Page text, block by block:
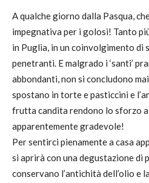
A qualche giorno dalla Pasqua,
impegnativa per i golosi! Tanto
in Puglia, in un coinvolgimento
penetranti. E malgrado i ‘santi’
abbondanti, non si concludono
spostano in torte e pasticcini e
frutta candita rendono lo sforzo a
apparentemente gradevole!
Per sentirci pienamente a casa
si aprirà con una degustazione di
conservano l’antichità dell’olio e